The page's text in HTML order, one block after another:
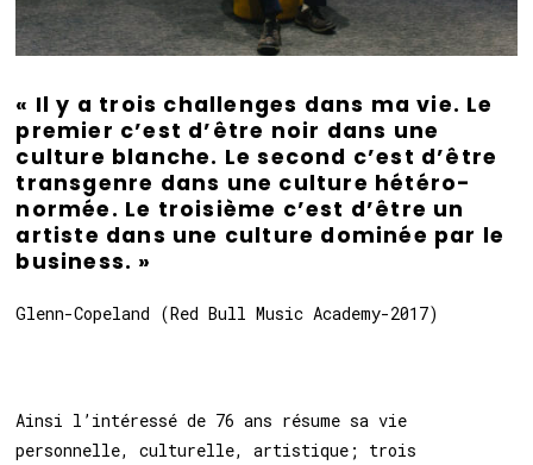
« Il y a trois challenges dans ma vie. Le
premier c’est d’être noir dans une
culture blanche. Le second c’est d’être
transgenre dans une culture hétéro-
normée. Le troisième c’est d’être un
artiste dans une culture dominée par le
business. »
Glenn-Copeland (Red Bull Music Academy-2017)
Ainsi l’intéressé de 76 ans résume sa vie
personnelle, culturelle, artistique; trois